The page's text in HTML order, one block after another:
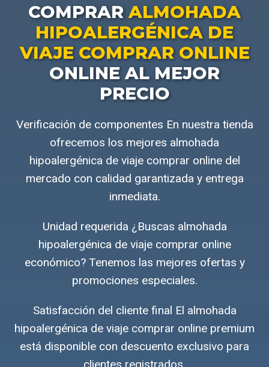
COMPRARALMOHADA
HIPOALERGÉNICA DE
VIAJE COMPRAR ONLINE
ONLINE AL MEJOR
PRECIO
Verificación de componentes En nuestra tienda
ofrecemos los mejores almohada
hipoalergénica de viaje comprar online del
mercado con calidad garantizada y entrega
inmediata.
Unidad requerida ¿Buscas almohada
hipoalergénica de viaje comprar online
económico? Tenemos las mejores ofertas y
promociones especiales.
Satisfacción del cliente final El almohada
hipoalergénica de viaje comprar online premium
está disponible con descuento exclusivo para